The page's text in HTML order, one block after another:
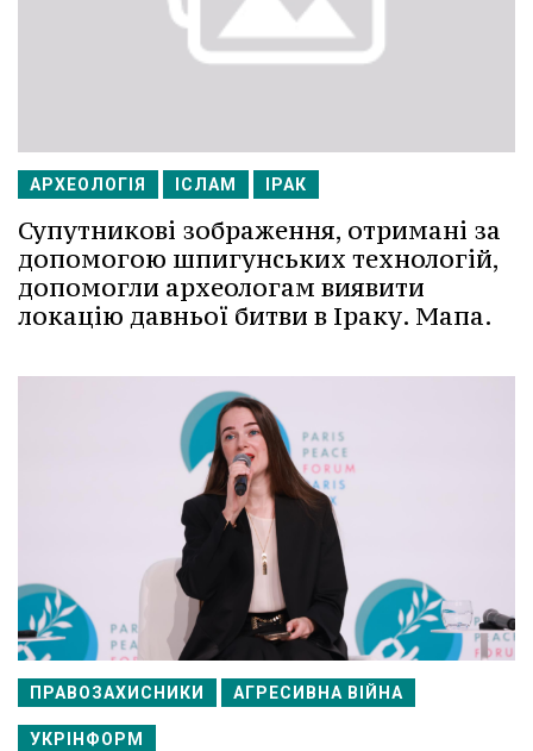
АРХЕОЛОГІЯ ІСЛАМ ІРАК
Супутникові зображення, отримані за
допомогою шпигунських технологій,
допомогли археологам виявити
локацію давньої битви в Іраку. Мапа.
ПРАВОЗАХИСНИКИ АГРЕСИВНА ВІЙНА
УКРІНФОРМ